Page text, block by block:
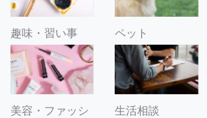
趣味・習い事 ペット
美容・ファッシ
生活相談